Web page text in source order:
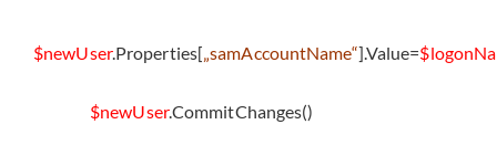
$newUser.Properties[ „samAccountName“].Value=
$newUser.CommitChanges()